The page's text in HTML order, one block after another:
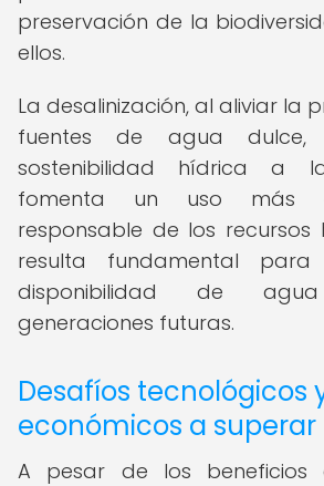
preservación de la
ellos.
La desalinización, al aliviar la
fuentes de agua dulce,
sostenibilidad hídrica a
fomenta un uso más
responsable de los recursos
resulta fundamental
disponibilidad de
generaciones futuras.
Desafíos tecnológicos
económicos a superar
A pesar de los beneficios